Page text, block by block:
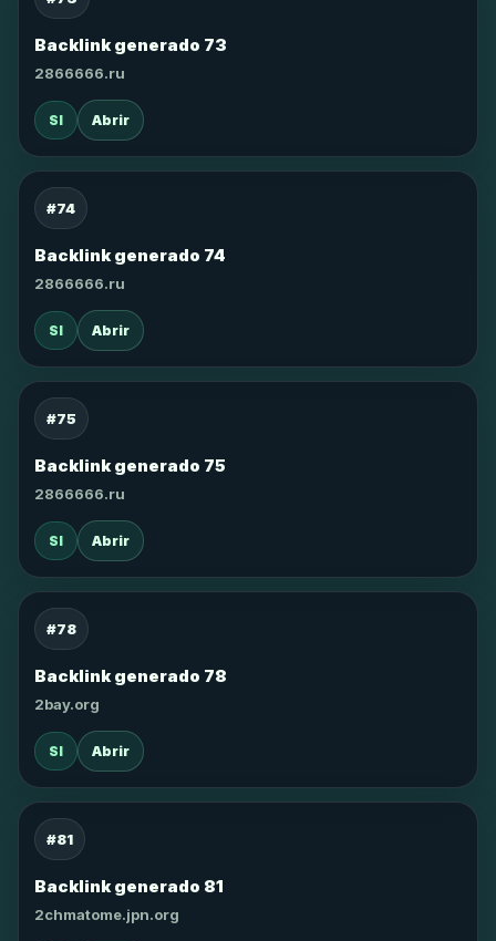
Backlink generado 73
2866666.ru
SI Abrir
#74
Backlink generado 74
2866666.ru
SI Abrir
#75
Backlink generado 75
2866666.ru
SI Abrir
#78
Backlink generado 78
2bay.org
SI Abrir
#81
Backlink generado 81
2chmatome.jpn.org